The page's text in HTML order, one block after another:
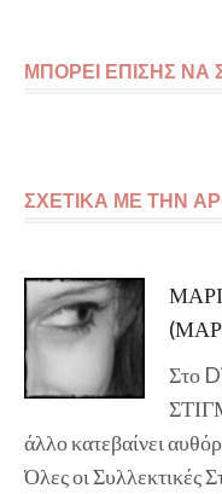
ΜΠΟΡΕΙ ΕΠΙΣΗΣ ΝΑ
ΣΧΕΤΙΚΑ ΜΕ ΤΗΝ
Στο
άλλο κατεβαίνει
Όλες οι Συλλεκτικές